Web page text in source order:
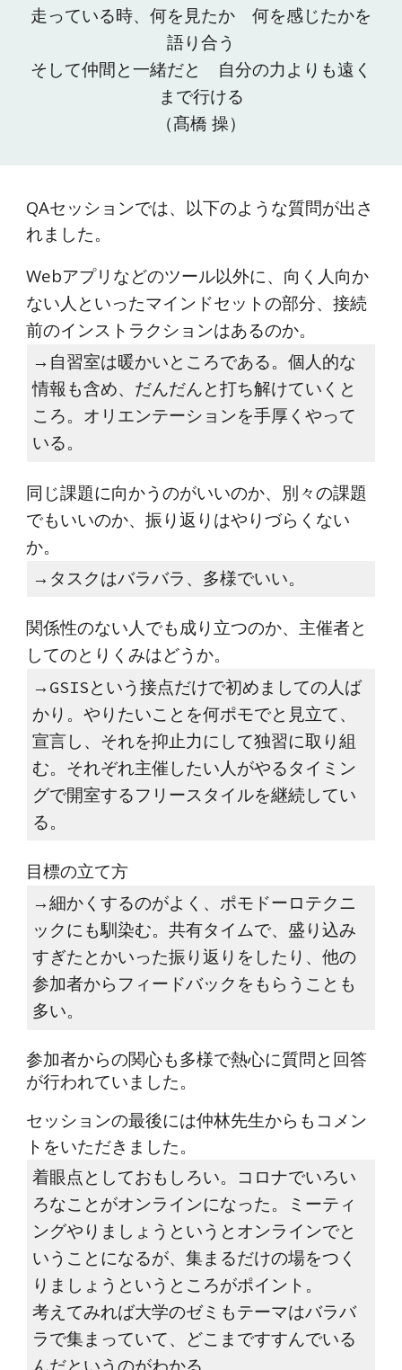
走っている時、何を見たか 何を感じたかを
語り合う
そして仲間と一緒だと 自分の力よりも遠く
まで行ける
（髙橋 操）
QAセッションでは、以下のような質問が出さ
れました。
Webアプリなどのツール以外に、向く人向か
ない人といったマインドセットの部分、接続
前のインストラクションはあるのか。
→自習室は暖かいところである。個人的な
情報も含め、だんだんと打ち解けていくと
ころ。オリエンテーションを手厚くやって
いる。
同じ課題に向かうのがいいのか、別々の課題
でもいいのか、振り返りはやりづらくない
か。
→タスクはバラバラ、多様でいい。
関係性のない人でも成り立つのか、主催者と
してのとりくみはどうか。
→GSISという接点だけで初めましての人ば
かり。やりたいことを何ポモでと見立て、
宣言し、それを抑止力にして独習に取り組
む。それぞれ主催したい人がやるタイミン
グで開室するフリースタイルを継続してい
る。
目標の立て方
→細かくするのがよく、ポモドーロテクニ
ックにも馴染む。共有タイムで、盛り込み
すぎたとかいった振り返りをしたり、他の
参加者からフィードバックをもらうことも
多い。
参加者からの関心も多様で熱心に質問と回答
が行われていました。
セッションの最後には仲林先生からもコメン
トをいただきました。
着眼点としておもしろい。コロナでいろい
ろなことがオンラインになった。ミーティ
ングやりましょうというとオンラインでと
いうことになるが、集まるだけの場をつく
りましょうというところがポイント。
考えてみれば大学のゼミもテーマはバラバ
ラで集まっていて、どこまですすんでいる